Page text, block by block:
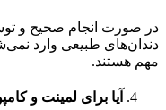
در صورت انجام صحیح و
دندان‌های طبیعی وارد
مهم هستند.
آیا برای لمینت و